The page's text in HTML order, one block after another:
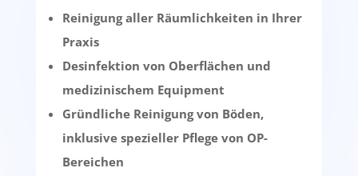
Reinigung aller Räumlichkeiten in Ihrer
Praxis
Desinfektion von Oberflächen und
medizinischem Equipment
Gründliche Reinigung von Böden,
inklusive spezieller Pflege von OP-
Bereichen